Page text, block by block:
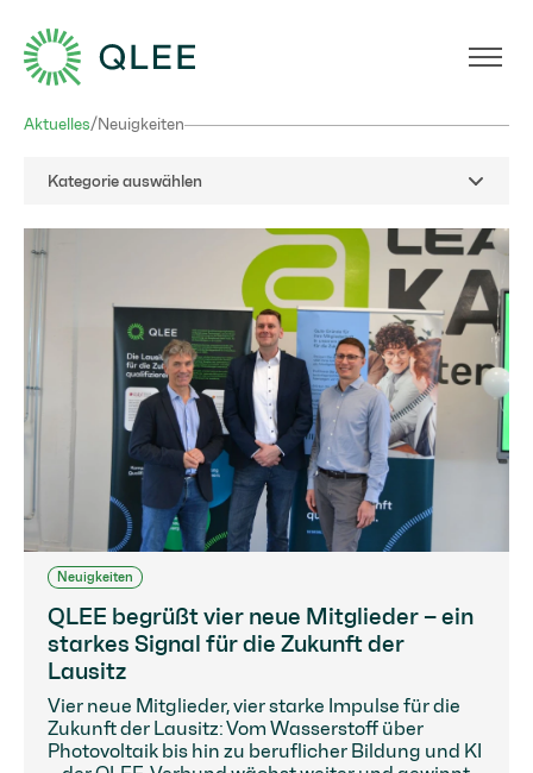
Aktuelles/Neuigkeiten
Kategorie auswählen
Neuigkeiten
QLEE begrüßt vier neue Mitglieder – ein
starkes Signal für die Zukunft der
Lausitz
Vier neue Mitglieder, vier starke Impulse für die
Zukunft der Lausitz: Vom Wasserstoff über
Photovoltaik bis hin zu beruflicher Bildung und KI